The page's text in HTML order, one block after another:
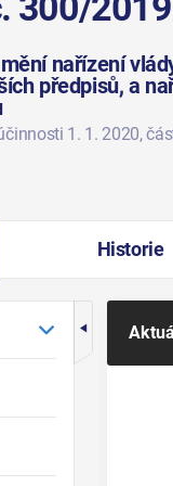
nařízení
předpisů, a
1. 1. 2020,
Historie